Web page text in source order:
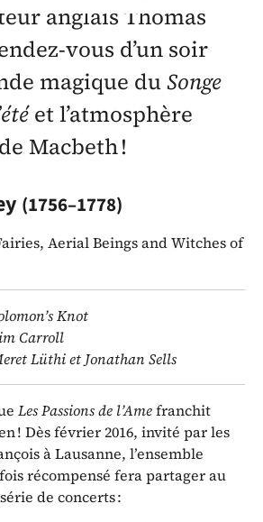
anglais Thomas
vous d’un soir
magique duSonge
et l’atmosphère
Macbeth !
(1756–1778)
Aerial Beings and Witches of
Knot
Carroll
Lüthi et Jonathan Sells
Les Passions de l’Amefranchit
! Dès février 2016, invité par les
à Lausanne, l’ensemble
récompensé fera partager au
de concerts :